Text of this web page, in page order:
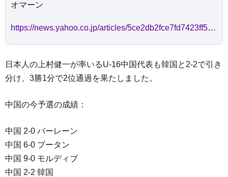
オマーン
https://news.yahoo.co.jp/articles/5ce2db2fce7fd7423ff5c1412359e1d0d7c776d5
日本人の上村健一が率いるU-16中国代表も韓国と2-2で引き
分け、3勝1分で2位通過を果たしました。
中国の今予選の成績：
中国 2-0 バーレーン
中国 6-0 ブータン
中国 9-0 モルディブ
中国 2-2 韓国